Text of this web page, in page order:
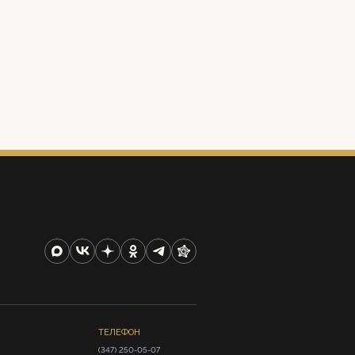
ТЕЛЕФОН
(347) 250-05-07